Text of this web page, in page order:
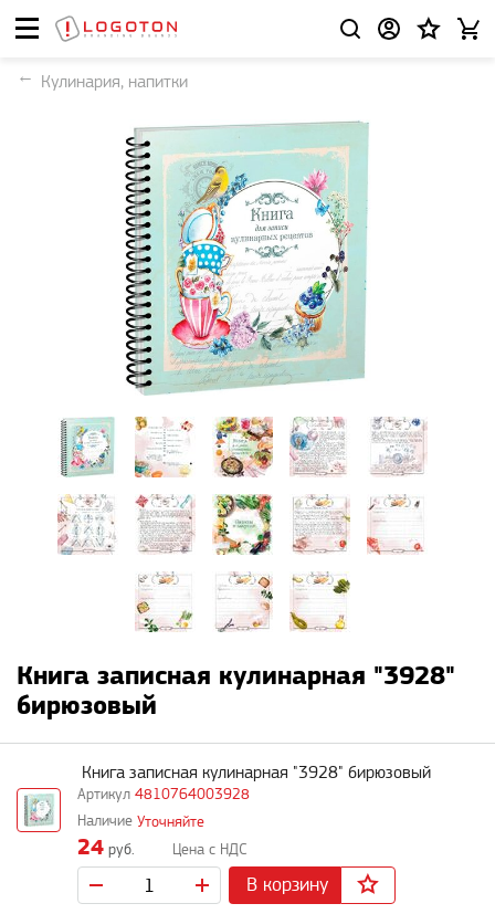
Кулинария, напитки
Книга записная кулинарная "3928"
бирюзовый
4810764003928
Книга записная кулинарная "3928" бирюзовый
Уточняйте
24 руб.
В корзину